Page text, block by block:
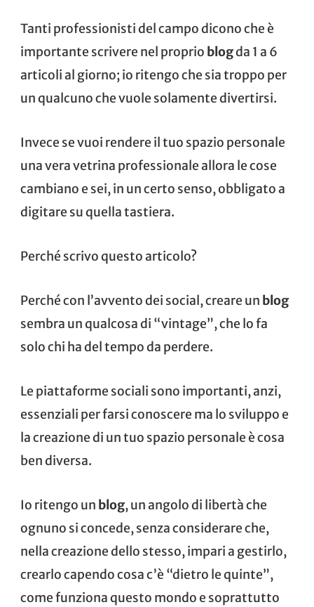
Tanti professionisti del campo dicono che è
importante scrivere nel proprio blogda 1 a 6
articoli al giorno; io ritengo che sia troppo per
un qualcuno che vuole solamente divertirsi.
Invece se vuoi rendere il tuo spazio personale
una vera vetrina professionale allora le cose
cambiano e sei, in un certo senso, obbligato a
digitare su quella tastiera.
Perché scrivo questo articolo?
Perché con l’avvento dei social, creare un blog
sembra un qualcosa di “vintage”, che lo fa
solo chi ha del tempo da perdere.
Le piattaforme sociali sono importanti, anzi,
essenziali per farsi conoscere ma lo sviluppo e
la creazione di un tuo spazio personale è cosa
ben diversa.
Io ritengo un blog, un angolo di libertà che
ognuno si concede, senza considerare che,
nella creazione dello stesso, impari a gestirlo,
crearlo capendo cosa c’è “dietro le quinte”,
come funziona questo mondo e soprattutto